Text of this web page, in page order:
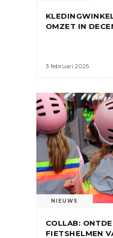
OMZET IN
3 februari 2025
NIEUWS
COLLAB:
FIETSHELMEN